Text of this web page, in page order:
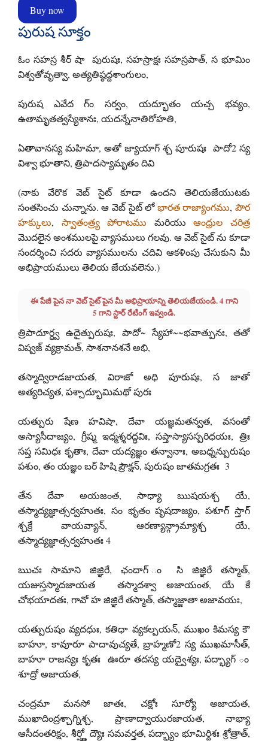
Buy now
పురుష సూక్తం
ఓం సహస్ర శీర్ షా పురుషః, సహస్రాక్షః సహస్రపాత్, స భూమిం
విశ్వతోవృత్వా, అత్యతిష్ఠద్దశాంగులం,
పురుష ఎవేద గ్ం సర్వం, యద్భూతం యచ్చ భవ్యం,
ఉతామృతత్వస్యేశానః, యదన్నేనాతిరోహతి,
ఏతావానస్య మహిమా, అతో జ్యాయాగ్ శ్చ పూరుషః పాదో2 స్య
విశ్వా భూతాని, త్రిపాదస్యామృతం దివి
(నాకు వేరొక వెబ్ సైట్ కూడా ఉందని తెలియజేయుటకు
సంతసించు చున్నాను. ఆ వెబ్ సైట్ లోభారత రాజ్యాంగము, పౌర
హక్కులు, స్వాతంత్ర్య పోరాటము మరియుఆంధ్రుల చరిత్ర
మొదలైన అంశములపై వ్యాసములు గలవు. ఆ వెబ్ సైట్ ను కూడా
సందర్శించి సదరు వ్యాసములను చదివి ఆకళింపు చేసుకుని మీ
అభిప్రాయములు తెలియ జేయవలెను.)
ఈ పేజీ పైన నా వెబ్ సైట్ పైన మీ అభిప్రాయాన్ని తెలియజేయండి. 4 గాని
5 గాని స్టార్ రేటింగ్ ఇవ్వండి.
త్రిపాదూర్ధ్వ ఉదైత్పురుషః, పాదో~ స్యేహా~~భవాత్పునః, తతో
విష్వజ్ వ్యక్రామత్, సాశనానశనే అభి,
తస్మాద్విరాడజాయత, విరాజో అధి పూరుషః, స జాతో
అత్యరిచ్యత, పశ్చాద్భూమిమథో పురః
యత్పురు షేణ హవిషా, దేవా యజ్ఞమతన్వత, వసంతో
అస్యాసీదాజ్యం, గ్రీష్మ ఇధ్మశ్శరద్ధవిః, సప్తాస్యాసస్పరిధయః, త్రిః
సప్త సమిధః కృతాః, దేవా యద్యజ్ఞం తన్వానాః, అబధ్నన్పురుషం
పశుం, తం యజ్ఞం బర్ హిషి ప్రౌక్షన్, పురుషం జాతమగ్రతః 3
తేన దేవా అయజంత, సాధ్యా ఋషయశ్చ యే,
తస్మాద్యజ్ఞాత్సర్వహుతః, సం భృతం పృషదాజ్యం, పశూగ్ స్తాగ్
శ్చక్రే వాయవ్యాన్, ఆరణ్యాన్గ్రామ్యాశ్చ యే,
తస్మాద్యజ్ఞాత్సర్వహుతః 4
ఋచః సామాని జిజ్ఞిరే, ఛందాగ్ ం సి జిజ్ఞిరే తస్మాత్,
యజుస్తస్మాదజాయత తస్మాదశ్వా అజాయంత, యే కే
చోభయాదతః, గావో హ జిజ్ఞిరే తస్మాత్, తస్మాజ్జాతా అజావయః,
యత్పురుషం వ్యదధుః, కతిధా వ్యకల్పయన్, ముఖం కిమస్య కౌ
బాహూ, కావూరూ పాదావుచ్యతే, బ్రాహ్మణో2 స్య ముఖమాసీత్,
బాహూ రాజన్యః కృతః ఊరూ తదస్య యద్వైశ్యః, పద్భ్యాగ్ ం
శూద్రో అజాయత,
చంద్రమా మనసో జాతః, చక్షోః సూర్యో అజాయత,
ముఖాదింద్రశ్చాగ్నిశ్చ, ప్రాణాద్వాయురజాయత, నాభ్యా
ఆసీదంతరిక్షం, శీర్ష్ణో ద్యౌః సమవర్తత, పద్భ్యాం భూమిర్దిశః శ్రోత్రాత్,